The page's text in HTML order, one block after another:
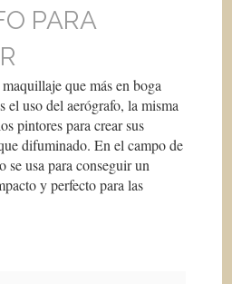
PARA
que más en boga
el uso del aerógrafo, la misma
pintores para crear sus
difuminado. En el campo de
se usa para conseguir un
y perfecto para las